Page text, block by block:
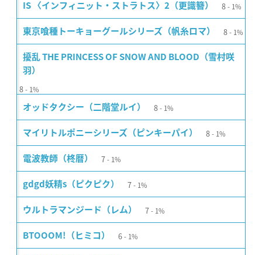
IS 〈インフィニット・ストラトス〉2（更識簪） 8 1%
東京喰種トーキョーグールシリーズ（帆糸ロマ） 8 1%
擾乱 THE PRINCESS OF SNOW AND BLOOD（雪村咲
羽）
8 1%
オッドタクシー（二階堂ルイ） 8 1%
マイリトルポニーシリーズ（ピンキーパイ） 8 1%
電波教師（柊暦） 7 1%
gdgd妖精s（ピクピク） 7 1%
ウルトラマンジード（レム） 7 1%
BTOOOM!（ヒミコ） 6 1%